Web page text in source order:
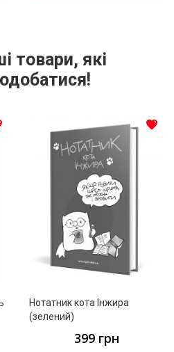
товари, які
До списку бажань
Нотатник кота Iнжира
(зелений)
399 грн